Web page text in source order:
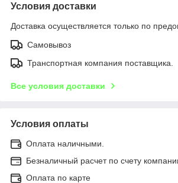
Условия доставки
Доставка осуществляется только по
Самовывоз
Транспортная компания поставщика.
Все условия доставки
Условия оплаты
Оплата наличными.
Безналичный расчет по счету
Оплата по карте